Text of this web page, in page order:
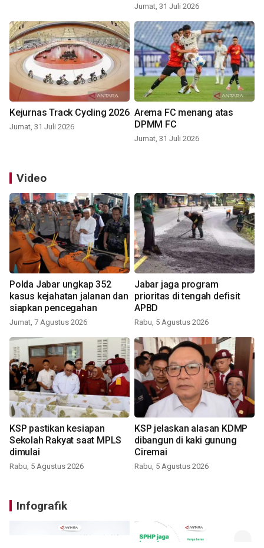
Jumat, 31 Juli 2026
Kejurnas Track Cycling 2026
Jumat, 31 Juli 2026
Arema FC menang atas
DPMM FC
Jumat, 31 Juli 2026
Video
Polda Jabar ungkap 352
kasus kejahatan jalanan dan
siapkan pencegahan
Jumat, 7 Agustus 2026
Jabar jaga program
prioritas di tengah defisit
APBD
Rabu, 5 Agustus 2026
KSP pastikan kesiapan
Sekolah Rakyat saat MPLS
dimulai
Rabu, 5 Agustus 2026
KSP jelaskan alasan KDMP
dibangun di kaki gunung
Ciremai
Rabu, 5 Agustus 2026
Infografik